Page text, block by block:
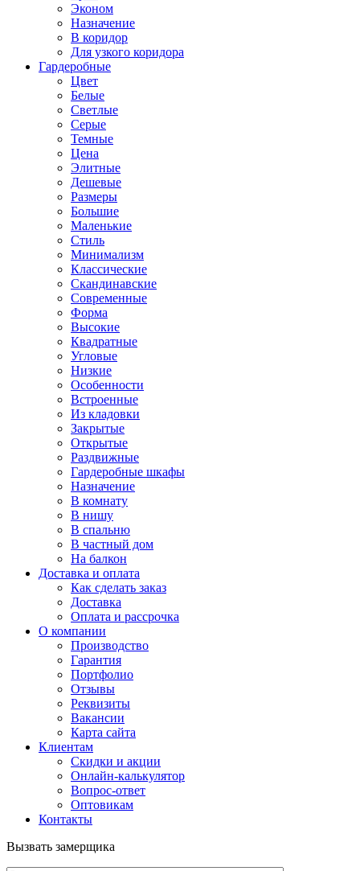
Эконом
Назначение
В коридор
Для узкого коридора
Гардеробные
Цвет
Белые
Светлые
Серые
Темные
Цена
Элитные
Дешевые
Размеры
Большие
Маленькие
Стиль
Минимализм
Классические
Скандинавские
Современные
Форма
Высокие
Квадратные
Угловые
Низкие
Особенности
Встроенные
Из кладовки
Закрытые
Открытые
Раздвижные
Гардеробные шкафы
Назначение
В комнату
В нишу
В спальню
В частный дом
На балкон
Доставка и оплата
Как сделать заказ
Доставка
Оплата и рассрочка
О компании
Производство
Гарантия
Портфолио
Отзывы
Реквизиты
Вакансии
Карта сайта
Клиентам
Скидки и акции
Онлайн-калькулятор
Вопрос-ответ
Оптовикам
Контакты
Вызвать замерщика